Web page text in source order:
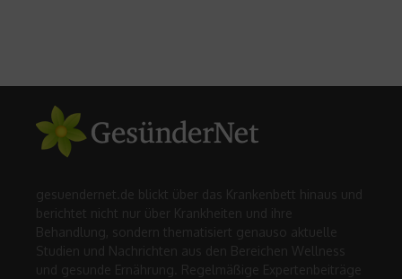
gesuendernet.de blickt über das Krankenbett hinaus und
berichtet nicht nur über Krankheiten und ihre
Behandlung, sondern thematisiert genauso aktuelle
Studien und Nachrichten aus den Bereichen Wellness
und gesunde Ernährung. Regelmäßige Expertenbeiträge